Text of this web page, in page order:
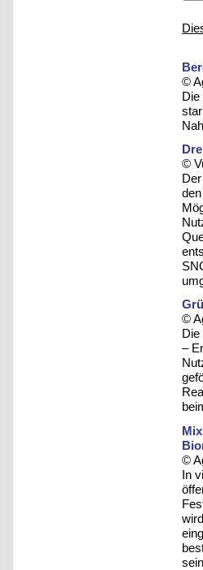
©
©
©
Die
–
©
In